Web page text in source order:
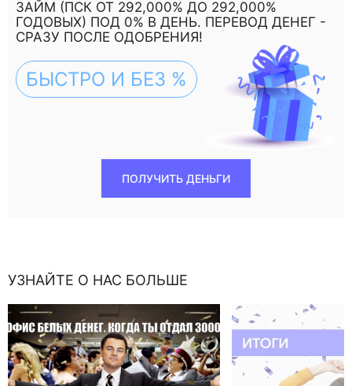
ЗАЙМ (ПСК ОТ 292,000% ДО 292,000%
ГОДОВЫХ) ПОД 0% В ДЕНЬ. ПЕРЕВОД ДЕНЕГ -
СРАЗУ ПОСЛЕ ОДОБРЕНИЯ!
БЫСТРО И БЕЗ %
ПОЛУЧИТЬ ДЕНЬГИ
УЗНАЙТЕ О НАС БОЛЬШЕ